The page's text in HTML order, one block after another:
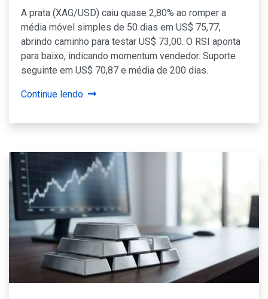
A prata (XAG/USD) caiu quase 2,80% ao romper a
média móvel simples de 50 dias em US$ 75,77,
abrindo caminho para testar US$ 73,00. O RSI aponta
para baixo, indicando momentum vendedor. Suporte
seguinte em US$ 70,87 e média de 200 dias.
Continue lendo